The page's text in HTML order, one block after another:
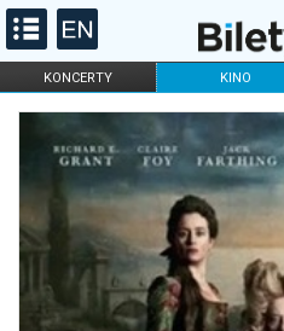
KONCERTY KINO
FILHARMONIA OPERA I BALET
DLA DZIECI
ONLINE